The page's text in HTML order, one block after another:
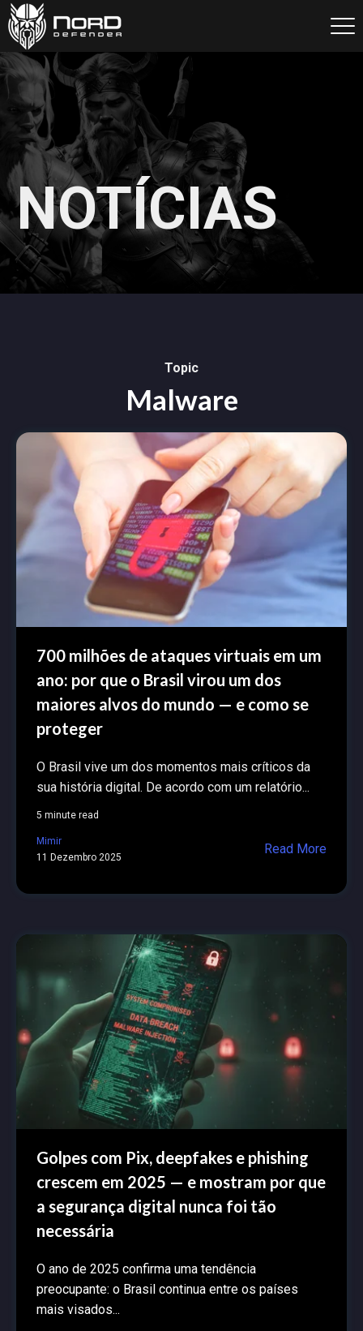
NOTÍCIAS
Topic
Malware
700 milhões de ataques virtuais em um
ano: por que o Brasil virou um dos
maiores alvos do mundo — e como se
proteger
O Brasil vive um dos momentos mais críticos da
sua história digital. De acordo com um relatório...
5 minute read
Mimir
11 Dezembro 2025
Read More
Golpes com Pix, deepfakes e phishing
crescem em 2025 — e mostram por que
a segurança digital nunca foi tão
necessária
O ano de 2025 confirma uma tendência
preocupante: o Brasil continua entre os países
mais visados...